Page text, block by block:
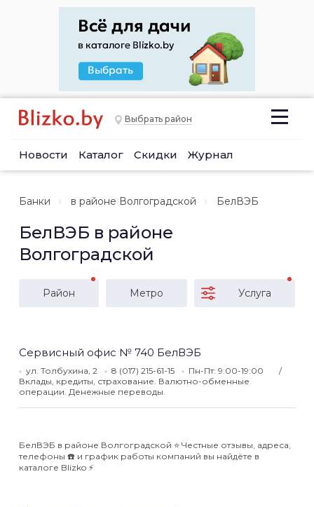
Выбрать район
Новости Каталог Скидки Журнал
Банки в районе Волгоградской БелВЭБ
БелВЭБ в районе
Волгоградской
Район Метро Услуга
Сервисный офис № 740 БелВЭБ
ул. Толбухина, 2 8 (017) 215-61-15
Пн-Пт: 9:00-19:00
Вклады, кредиты, страхование. Валютно-обменные
операции. Денежные переводы.
БелВЭБ в районе Волгоградской ⭐️ Честные отзывы, адреса,
телефоны ☎️ и график работы компаний вы найдёте в
каталоге Blizko ⚡️